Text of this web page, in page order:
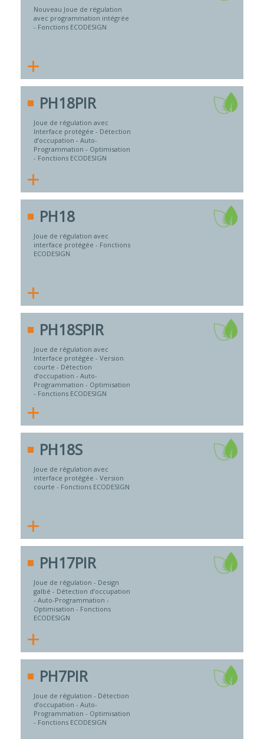
Nouveau Joue de régulation
avec programmation intégrée
- Fonctions ECODESIGN
+
PH18PIR
Joue de régulation avec
Interface protégée - Détection
d’occupation - Auto-
Programmation - Optimisation
- Fonctions ECODESIGN
+
PH18
Joue de régulation avec
interface protégée - Fonctions
ECODESIGN
+
PH18SPIR
Joue de régulation avec
Interface protégée - Version
courte - Détection
d’occupation - Auto-
Programmation - Optimisation
- Fonctions ECODESIGN
+
PH18S
Joue de régulation avec
interface protégée - Version
courte - Fonctions ECODESIGN
+
PH17PIR
Joue de régulation - Design
galbé - Détection d’occupation
- Auto-Programmation -
Optimisation - Fonctions
ECODESIGN
+
PH7PIR
Joue de régulation - Détection
d’occupation - Auto-
Programmation - Optimisation
- Fonctions ECODESIGN